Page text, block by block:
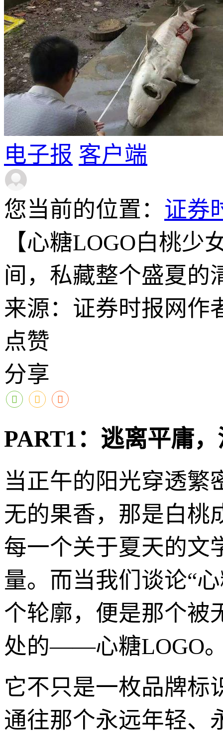
电子报 客户端
您当前的位置： 证券
【心糖LOGO白桃
间，私藏整个盛夏的
来源：证券时报网作
点赞
分享
PART1：逃离平庸
当正午的阳光穿透繁
无的果香，那是白桃
每一个关于夏天的文
量。而当我们谈论“
个轮廓，便是那个被
处的——心糖LOGO
它不只是一枚品牌标
通往那个永远年轻、